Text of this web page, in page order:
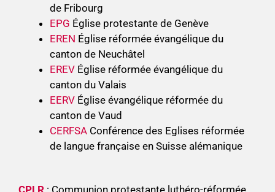
de Fribourg
EPG Église protestante de Genève
EREN Église réformée évangélique du
canton de Neuchâtel
EREV Église réformée évangélique du
canton du Valais
EERV Église évangélique réformée du
canton de Vaud
CERFSA Conférence des Eglises réformée
de langue française en Suisse alémanique
CPLR : Communion protestante luthéro-réformée